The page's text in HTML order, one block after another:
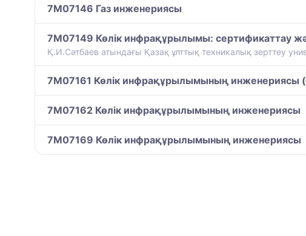
7M07146 Газ инженериясы
7M07149 Көлік инфрақұрылымы: сертификаттау
Қ.И.Сәтбаев атындағы Қазақ ұлттық техникалық зерттеу
7M07161 Көлік инфрақұрылымының
7M07162 Көлік инфрақұрылымының инженериясы
7M07169 Көлік инфрақұрылымының инженериясы